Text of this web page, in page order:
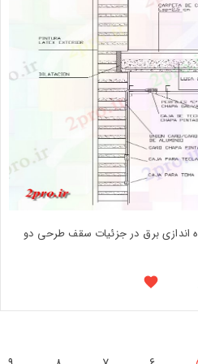
اندازی برق در جزئیات سقف طرحی دو